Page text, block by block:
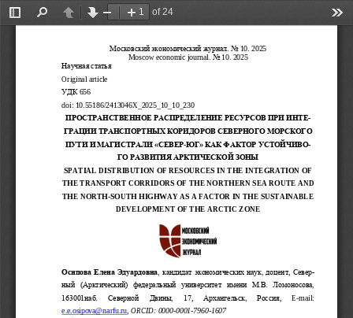
Toggle
PreviousNext
of 24
ZoomZoom
Московский экономический журнал . No 10 . 2025
Moscow economic journal . No 10. 2025
Научная статья
Original article
УДК 656
doi: 10.55186/2413046X_2025_10_10_230
ПРОСТРАНСТВЕННОЕ РАСПРЕДЕЛЕНИЕ РЕСУРСОВ ПРИ ИНТЕ-
ГРАЦИИ ТРАНСПОРТНЫХ КОРИДОРОВ СЕВЕРНОГО МОРСКОГО
ПУТИ И МАГИСТРАЛИ «СЕВЕР-ЮГ» КАК ФАКТОР УСТОЙЧИВО-
ГО РАЗВИТИЯ АРКТИЧЕСКОЙ ЗОНЫ
SPATIAL DISTRIBUTION OF RESOURCES IN THE INTEGRATION OF
THE TRANSPORT CORRIDORS OF THE NORTHERN SEA ROUTE AND
THE NORTH-SOUTH HIGHWAY AS A FACTOR IN THE SUSTAINABLE
DEVELOPMENT OF THE ARCTIC ZONE
Осипова Елена Эдуардовна , кандидат экономических наук, доцент, Север-
ный  (Арктический)  федеральный  университет  имени  М.В.  Ломоносова,
163001наб.   Северной   Двины,   17, Архангельск,   Россия, E-mail:
e .e .osipova@narfu.ru, ORCID: 0000-0001-7960-1607